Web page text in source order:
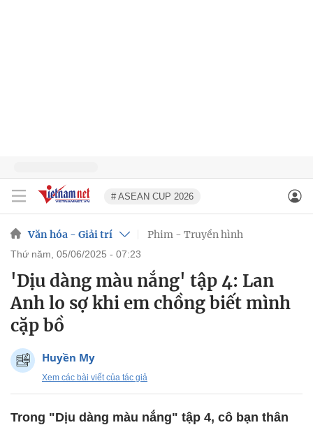
# ASEAN CUP 2026
Văn hóa - Giải trí Phim - Truyền hình
thứ năm, 05/06/2025 - 07:23
'Dịu dàng màu nắng' tập 4: Lan
Anh lo sợ khi em chồng biết mình
cặp bồ
Huyền My
Xem các bài viết của tác giả
Trong "Dịu dàng màu nắng" tập 4, cô bạn thân